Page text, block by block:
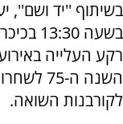
בשעה
רקע העלייה
השנה ה-
לקורבנות השואה.